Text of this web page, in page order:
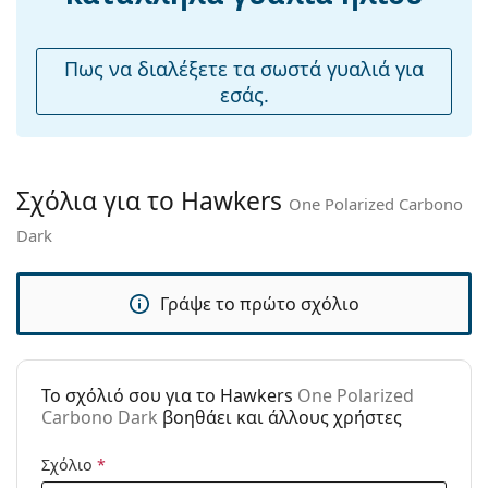
άρθρωση:
Όχι
Αξεσουάρ
Πανί
καθαρισμού:
Όχι
Άλλα
Unisex
Χρήση:
Μόδα
Προϊόντος /
Πως να διαλέξετε τα σωστά γυαλιά για
εσάς.
Σχόλια για το Hawkers One Polarized Carbono
Dark
Γράψε το πρώτο σχόλιο
To σχόλιό σου για το Hawkers One Polarized
Carbono Dark βοηθάει και άλλους χρήστες
Σχόλιο *